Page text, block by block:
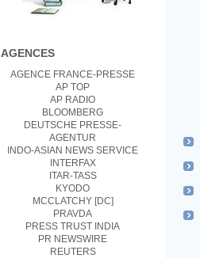
AGENCES
AGENCE FRANCE-PRESSE
AP TOP
AP RADIO
BLOOMBERG
DEUTSCHE PRESSE-
AGENTUR
INDO-ASIAN NEWS SERVICE
INTERFAX
ITAR-TASS
KYODO
MCCLATCHY [DC]
PRAVDA
PRESS TRUST INDIA
PR NEWSWIRE
REUTERS